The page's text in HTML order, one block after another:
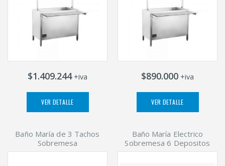
$1.409.244+iva
VER DETALLE
$890.000 +iva
VER DETALLE
Baño María de 3 Tachos
Sobremesa
Baño María Electrico
Sobremesa 6 Depositos